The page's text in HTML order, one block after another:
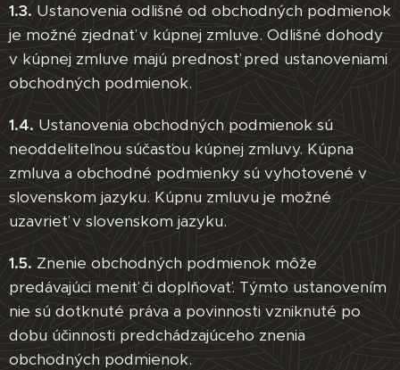
1.3. Ustanovenia odlišné od obchodných podmienok
je možné zjednať v kúpnej zmluve. Odlišné dohody
v kúpnej zmluve majú prednosť pred ustanoveniami
obchodných podmienok.
1.4. Ustanovenia obchodných podmienok sú
neoddeliteľnou súčasťou kúpnej zmluvy. Kúpna
zmluva a obchodné podmienky sú vyhotovené v
slovenskom jazyku. Kúpnu zmluvu je možné
uzavrieť v slovenskom jazyku.
1.5. Znenie obchodných podmienok môže
predávajúci meniť či doplňovať. Týmto ustanovením
nie sú dotknuté práva a povinnosti vzniknuté po
dobu účinnosti predchádzajúceho znenia
obchodných podmienok.